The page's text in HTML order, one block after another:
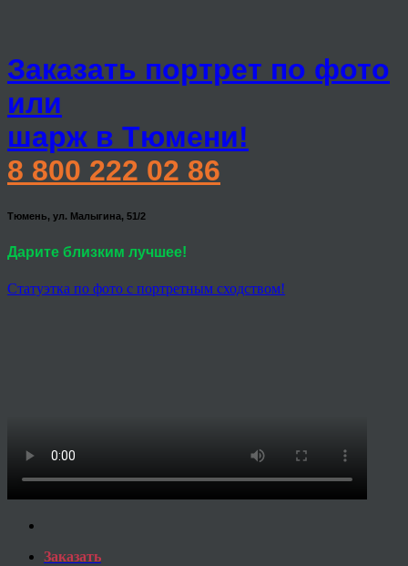
Заказать портрет по фото
или
шарж в Тюмени!
8 800 222 02 86
Тюмень, ул. Малыгина, 51/2
Дарите близким лучшее!
Статуэтка по фото с портретным сходством!
Заказать